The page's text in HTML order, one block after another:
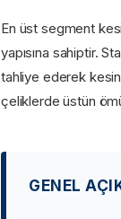
En üst segment
yapısına sahiptir.
tahliye ederek
çeliklerde üstün
GENEL